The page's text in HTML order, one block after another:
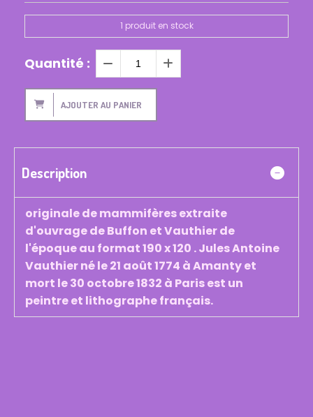
1 produit en stock
Quantité :
AJOUTER AU PANIER
Description
originale de mammifères extraite
d'ouvrage de Buffon et Vauthier de
l'époque au format 190 x 120 . Jules Antoine
Vauthier né le 21 août 1774 à Amanty et
mort le 30 octobre 1832 à Paris est un
peintre et lithographe français.